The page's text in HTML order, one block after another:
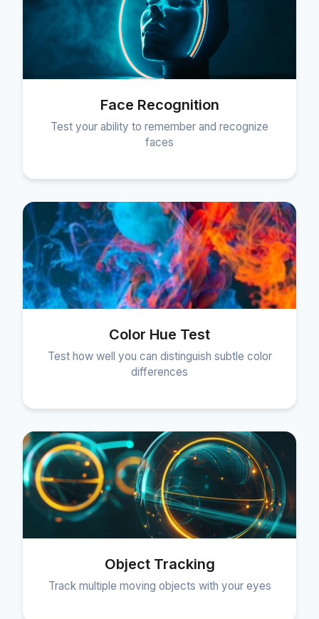
Face Recognition
Test your ability to remember and recognize
faces
Color Hue Test
Test how well you can distinguish subtle color
differences
Object Tracking
Track multiple moving objects with your eyes